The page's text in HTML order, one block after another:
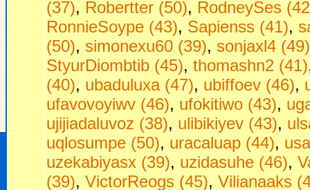
(37), Robertter (50), RodneySes
RonnieSoype (43), Sapienss (41),
(50), simonexu60 (39), sonjaxl4 (49)
StyurDiombtib (45), thomashn2 (41)
(40), ubaduluxa (47), ubiffoev (46),
ufavovoyiwv (46), ufokitiwo (43),
ujijiadaluvoz (38), ulibikiyev (43),
uqlosumpe (50), uracaluap (44),
uzekabiyasx (39), uzidasuhe (46),
(39), VictorReogs (45), Vilianaaks